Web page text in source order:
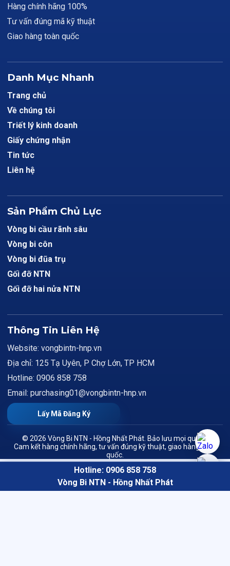
Hotline: 0906 858 758
Vòng Bi NTN - Hồng Nhất Phát
Hàng chính hãng 100%
Tư vấn đúng mã kỹ thuật
Giao hàng toàn quốc
Danh Mục Nhanh
Trang chủ
Về chúng tôi
Triết lý kinh doanh
Giấy chứng nhận
Tin tức
Liên hệ
Sản Phẩm Chủ Lực
Vòng bi cầu rãnh sâu
Vòng bi côn
Vòng bi đũa trụ
Gối đỡ NTN
Gối đỡ hai nửa NTN
Thông Tin Liên Hệ
Website: vongbintn-hnp.vn
Địa chỉ: 125 Tạ Uyên, P Chợ Lớn, TP HCM
Hotline: 0906 858 758
Email: purchasing01@vongbintn-hnp.vn
Lấy Mã Đăng Ký
© 2026 Vòng Bi NTN - Hồng Nhất Phát. Bảo lưu mọi quyền.
Cam kết hàng chính hãng, tư vấn đúng kỹ thuật, giao hàng toàn
quốc.